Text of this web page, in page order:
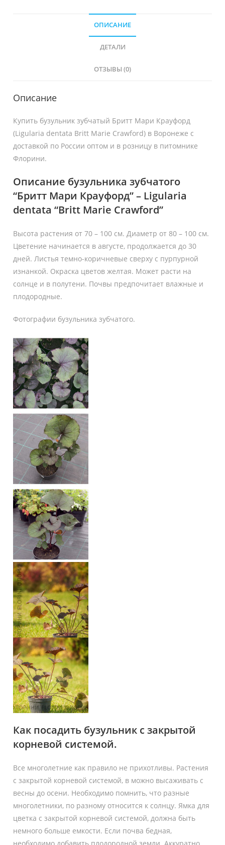
ОПИСАНИЕ
ДЕТАЛИ
ОТЗЫВЫ (0)
Описание
Купить бузульник зубчатый Бритт Мари Крауфорд
(Ligularia dentata Britt Marie Crawford) в Воронеже с
доставкой по России оптом и в розницу в питомнике
Флорини.
Описание бузульника зубчатого
“Бритт Мари Крауфорд” – Ligularia
dentata “Britt Marie Crawford”
Высота растения от 70 – 100 см. Диаметр от 80 – 100 см.
Цветение начинается в августе, продолжается до 30
дней. Листья темно-коричневые сверху с пурпурной
изнанкой. Окраска цветов желтая. Может расти на
солнце и в полутени. Почвы предпочитает влажные и
плодородные.
Фотографии бузульника зубчатого.
Как посадить бузульник с закрытой
корневой системой.
Все многолетние как правило не прихотливы. Растения
с закрытой корневой системой, в можно высаживать с
весны до осени. Необходимо помнить, что разные
многолетники, по разному относится к солнцу. Ямка для
цветка с закрытой корневой системой, должна быть
немного больше емкости. Если почва бедная,
необходимо добавить плодородной земли. Аккуратно